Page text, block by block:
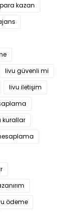
kazan
livu güvenli mi
livu iletişim
kurallar
ödeme